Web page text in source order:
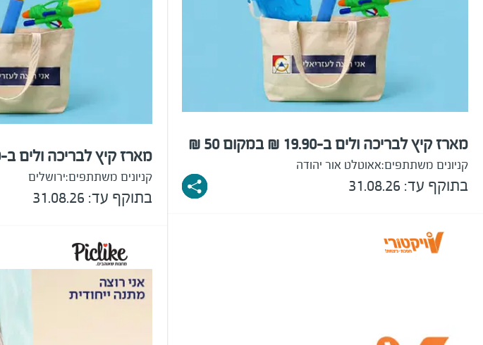
מארז קיץ לבריכה ולים ב-19.90 ₪ במקום 50 ₪
קניונים משתתפים:אאוטלט אור יהודה
בתוקף עד: 31.08.26
מארז קיץ לבריכה ולים ב-19.90 ₪ במקום 50 ₪
קניונים משתתפים:ירושלים
בתוקף עד: 31.08.26